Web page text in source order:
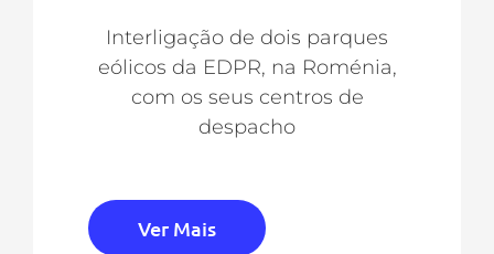
Interligação de dois parques
eólicos da EDPR, na Roménia,
com os seus centros de
despacho
Ver Mais